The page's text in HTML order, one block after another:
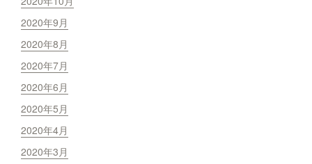
2020年9月
2020年8月
2020年7月
2020年6月
2020年5月
2020年4月
2020年3月